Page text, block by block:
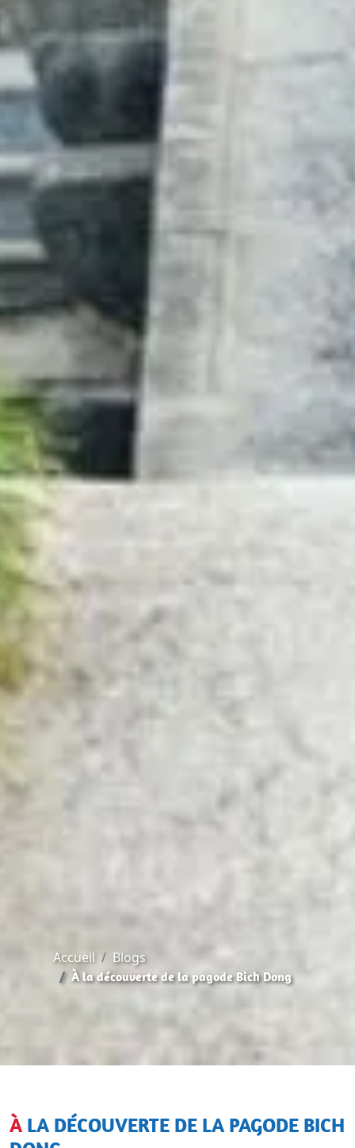
Accueil Blogs
À la découverte de la pagode Bich Dong
À LA DÉCOUVERTE DE LA PAGODE BICH